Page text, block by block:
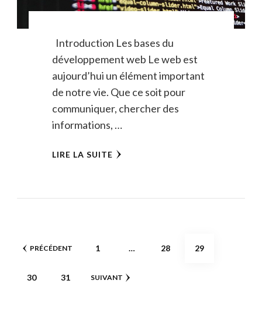
Introduction Les bases du
développement web Le web est
aujourd’hui un élément important
de notre vie. Que ce soit pour
communiquer, chercher des
informations, …
LIRE LA SUITE
Pagination
publications
PRÉCÉDENT PAGE
1 … PAGE
28 PAGE
29
PAGE
30 PAGE
31 SUIVANT